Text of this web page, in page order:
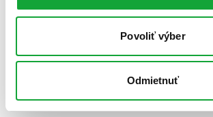
Povoliť výber
Odmietnuť